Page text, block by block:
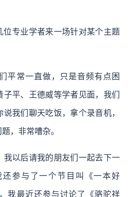
位专业学者来一场针对某个主题
平常一直做，只是音频有点困
平、王德威等学者见面，我们
我们聊天吃饭，拿个录音机，
，非常嘈杂。
我以后请我的朋友们一起去下一
参与了一个节目叫《一本好
我最近还参与讨论了《骆驼祥